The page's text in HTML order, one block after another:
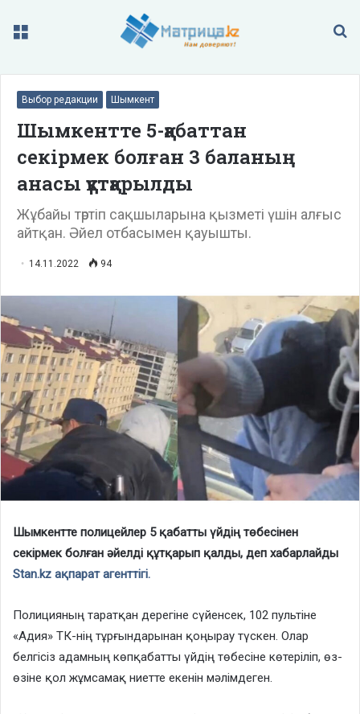
Меню
Выбор редакции Шымкент
Шымкентте 5-қабаттан
секірмек болған 3 баланың
анасы құтқарылды
Жұбайы тәртіп сақшыларына қызметі үшін алғыс
айтқан. Әйел отбасымен қауышты.
14.11.2022 94
Шымкентте полицейлер 5 қабатты үйдің төбесінен
секірмек болған әйелді құтқарып қалды, деп хабарлайды
Stan.kz ақпарат агенттігі.
Полицияның таратқан дерегіне сүйенсек, 102 пультіне
«Адия» ТК-нің тұрғындарынан қоңырау түскен. Олар
белгісіз адамның көпқабатты үйдің төбесіне көтеріліп, өз-
өзіне қол жұмсамақ ниетте екенін мәлімдеген.